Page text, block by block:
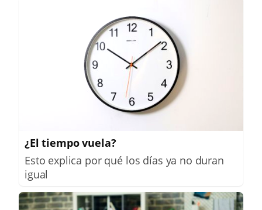
¿El tiempo vuela?
Esto explica por qué los días ya no duran
igual